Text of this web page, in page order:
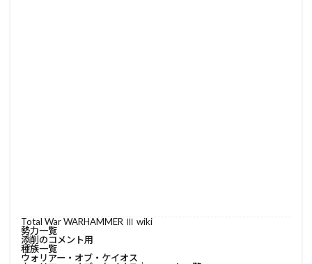
Total War WARHAMMER Ⅲ wiki
勢力一覧
添削のコメント用
種族一覧
ウォリアー・オブ・ケイオス